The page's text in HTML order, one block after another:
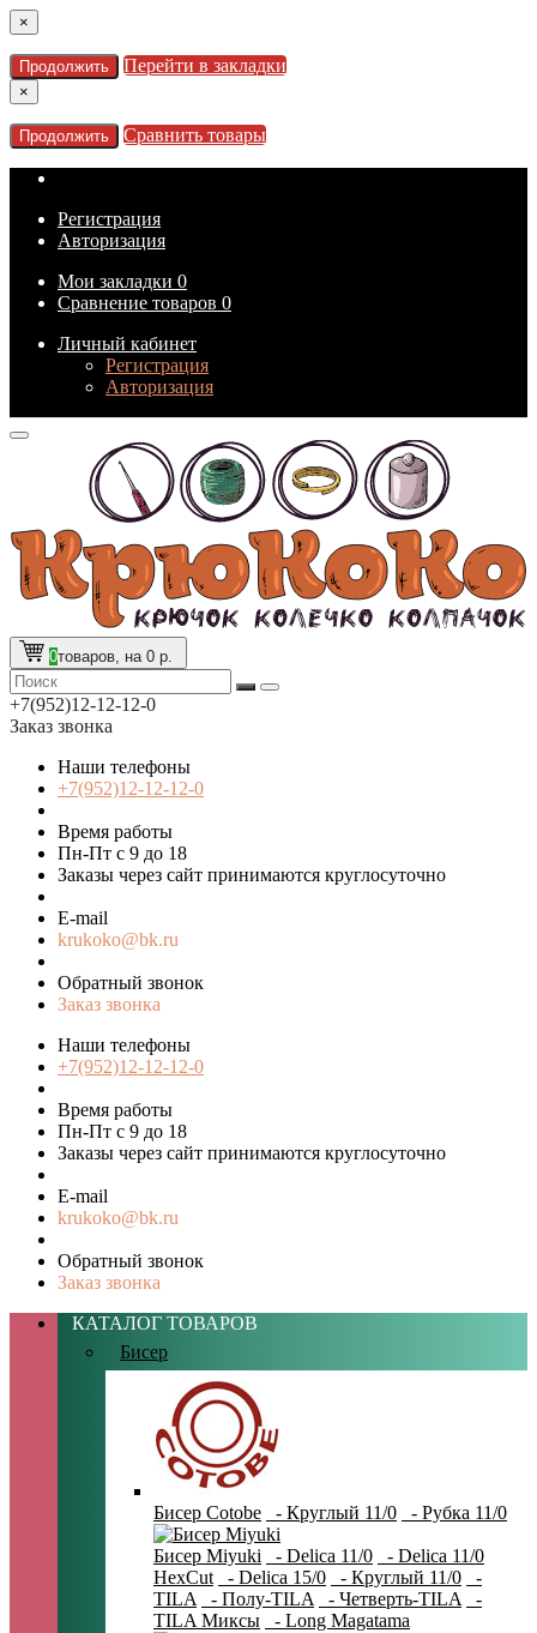
×
Продолжить Перейти в закладки
×
Продолжить Сравнить товары
Регистрация
Авторизация
Мои закладки 0
Сравнение товаров 0
Личный кабинет
Регистрация
Авторизация
0товаров, на 0 р.
+7(952)12-12-12-0
Заказ звонка
Наши телефоны
+7(952)12-12-12-0
Время работы
Пн-Пт с 9 до 18
Заказы через сайт принимаются круглосуточно
E-mail
krukoko@bk.ru
Обратный звонок
Заказ звонка
Наши телефоны
+7(952)12-12-12-0
Время работы
Пн-Пт с 9 до 18
Заказы через сайт принимаются круглосуточно
E-mail
krukoko@bk.ru
Обратный звонок
Заказ звонка
КАТАЛОГ ТОВАРОВ
Бисер
Бисер Cotobe - Круглый 11/0 - Рубка 11/0
Бисер Miyuki - Delica 11/0
- Delica 11/0
HexCut
- Delica 15/0 - Круглый 11/0
-
TILA
- Полу-TILA - Четверть-TILA
-
TILA Миксы
- Long Magatama